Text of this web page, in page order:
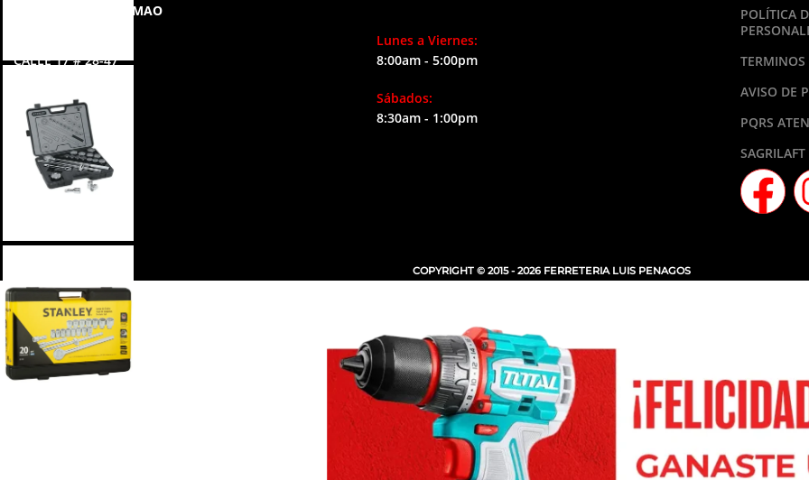
BOGOTÁ PALOQUEMAO
CALLE 17 # 28-47
SEDE CLAUSER
CALLE 17 # 28-11
SEDE TOTAL
CALLE 17 # 28-17
Lunes a Viernes:
8:00am - 5:00pm
Sábados:
8:30am - 1:00pm
POLÍTICA
TERMINOS
AVISO DE
PQRS
SAGRILAFT
COPYRIGHT © 2015 - 2026 FERRETERIA LUIS PENAGOS